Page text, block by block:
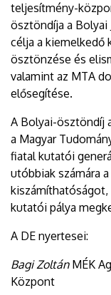
teljesítmény-
ösztöndíja a Bolyai
célja a
ösztönzése és
valamint az MTA
elősegítése.
A Bolyai-ösztöndíj
a Magyar
fiatal kutatói
utóbbiak számára
kutatói pálya
A DE nyertesei:
Bagi ZoltánMÉK
Központ